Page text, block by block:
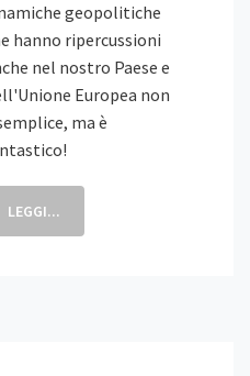
geopolitiche
hanno ripercussioni
nel nostro Paese e
Europea non
ma è
LEGGI...